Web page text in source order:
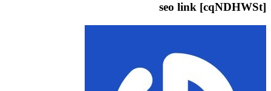
seo link [cqNDHWSt]